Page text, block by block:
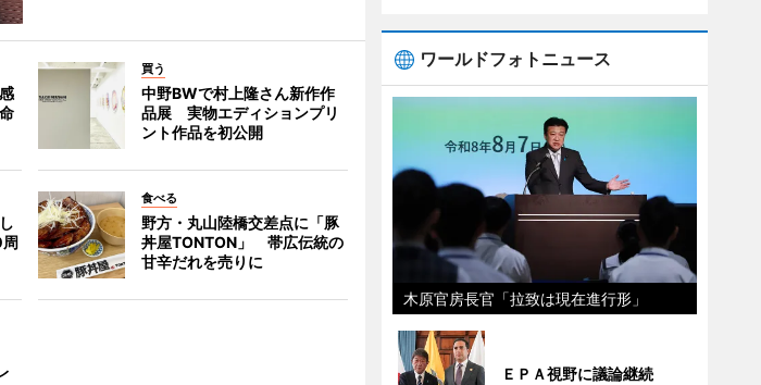
買う
中野BWで村上隆さん新作作
品展 実物エディションプリ
ント作品を初公開
食べる
野方・丸山陸橋交差点に「豚
丼屋TONTON」 帯広伝統の
甘辛だれを売りに
ワールドフォトニュース
木原官房長官「拉致は現在進行形」
ＥＰＡ視野に議論継続